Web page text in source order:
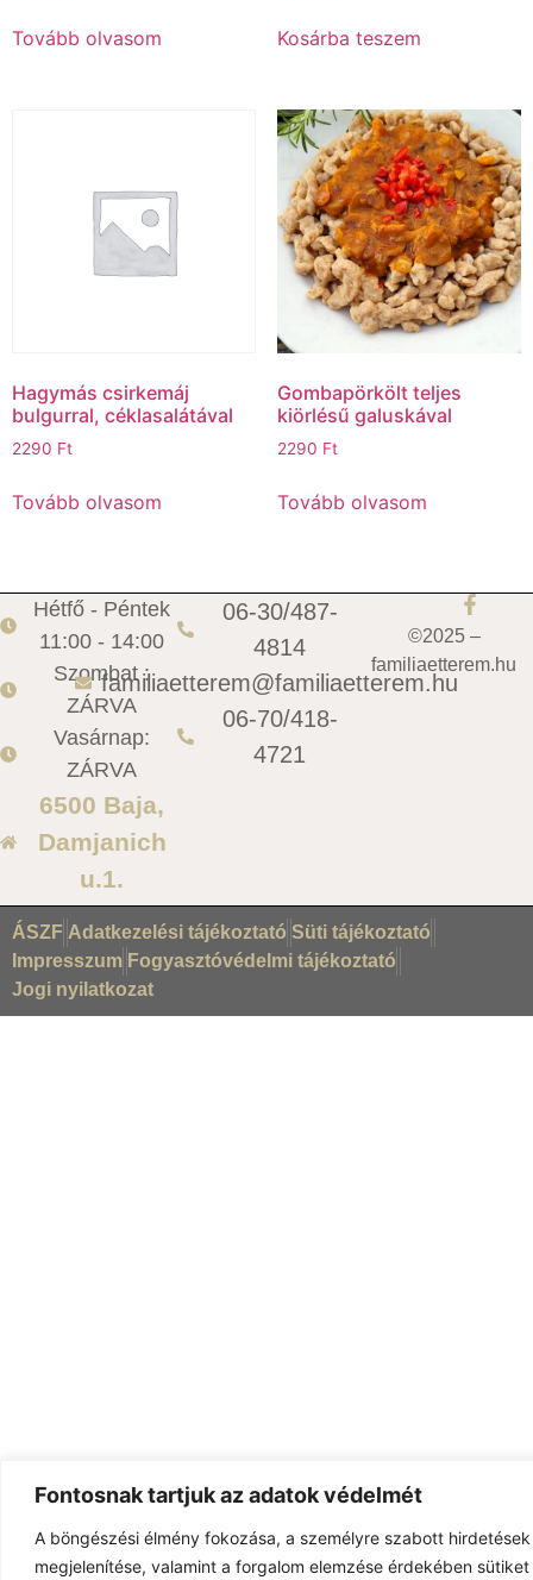
Fontosnak tartjuk az adatok védelmét
A böngészési élmény fokozása, a személyre szabott
megjelenítése, valamint a forgalom elemzése érdekében
Tovább olvasom Kosárba teszem
Hagymás csirkemáj
bulgurral, céklasalátával
2290 Ft
Tovább olvasom
Gombapörkölt teljes
kiörlésű galuskával
2290 Ft
Tovább olvasom
Hétfő - Péntek
11:00 - 14:00
Szombat :
ZÁRVA
Vasárnap:
ZÁRVA
6500 Baja,
Damjanich
u.1.
06-30/487-
4814
familiaetterem@familiaetterem.hu
06-70/418-
4721
©2025 –
familiaetterem.hu
ÁSZF Adatkezelési tájékoztató Süti tájékoztató
Impresszum Fogyasztóvédelmi tájékoztató
Jogi nyilatkozat